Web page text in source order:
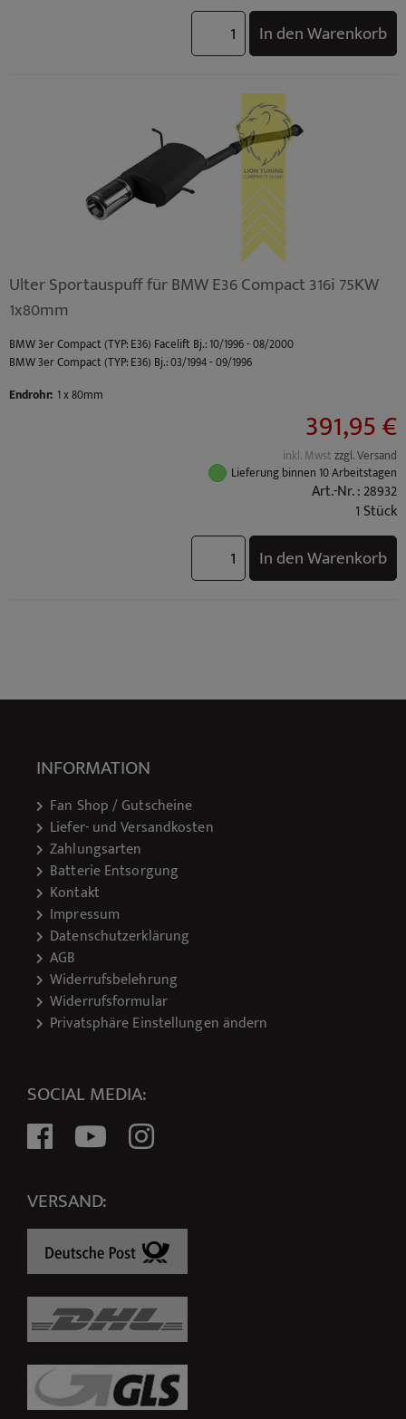
In den Warenkorb
Ulter Sportauspuff für BMW E36 Compact 316i 75KW
1x80mm
BMW 3er Compact (TYP: E36) Facelift Bj.: 10/1996 - 08/2000
BMW 3er Compact (TYP: E36) Bj.: 03/1994 - 09/1996
Endrohr: 1 x 80mm
391,95 €
inkl. Mwstzzgl. Versand
Lieferung binnen 10 Arbeitstagen
Art.-Nr. : 28932
1 Stück
In den Warenkorb
SOCIAL MEDIA:
VERSAND:
INFORMATION
Fan Shop / Gutscheine
Liefer- und Versandkosten
Zahlungsarten
Batterie Entsorgung
Kontakt
Impressum
Datenschutzerklärung
AGB
Widerrufsbelehrung
Widerrufsformular
Privatsphäre Einstellungen ändern